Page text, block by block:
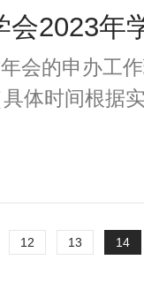
会2023年
会的申办工
体时间根据
12 13
14